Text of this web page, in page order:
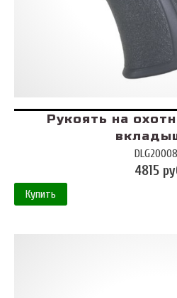
Рукоять на
4815
Купить